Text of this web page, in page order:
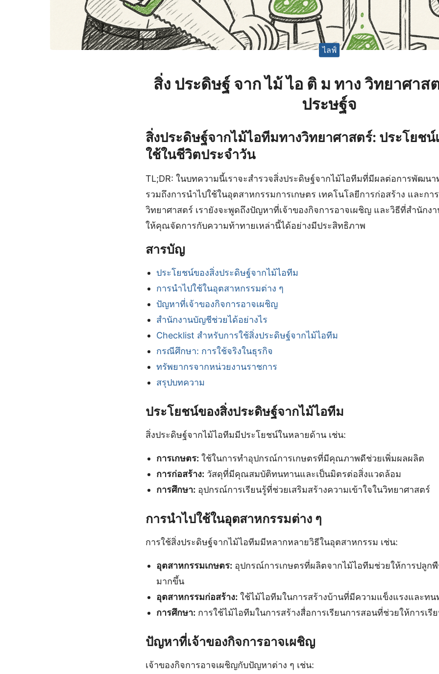
ไลฟ์
สิ่ง ประดิษฐ์ จาก ไม้ ไอ ติ ม ทาง วิทยาศา
ประษฐ์จ
สิ่งประดิษฐ์จากไม้ไอทีมทางวิทยาศาสตร์: ประโยช
ใช้ในชีวิตประจำวัน
TL;DR: ในบทความนี้เราจะสำรวจสิ่งประดิษฐ์จากไม้ไอทีมที่มีผลต่อการพัฒนา
รวมถึงการนำไปใช้ในอุตสาหกรรมการเกษตร เทคโนโลยีการก่อสร้าง และกา
วิทยาศาสตร์ เรายังจะพูดถึงปัญหาที่เจ้าของกิจการอาจเผชิญ และวิธีที่สำนักง
ให้คุณจัดการกับความท้าทายเหล่านี้ได้อย่างมีประสิทธิภาพ
สารบัญ
ประโยชน์ของสิ่งประดิษฐ์จากไม้ไอทีม
การนำไปใช้ในอุตสาหกรรมต่าง ๆ
ปัญหาที่เจ้าของกิจการอาจเผชิญ
สำนักงานบัญชีช่วยได้อย่างไร
Checklist สำหรับการใช้สิ่งประดิษฐ์จากไม้ไอทีม
กรณีศึกษา: การใช้จริงในธุรกิจ
ทรัพยากรจากหน่วยงานราชการ
สรุปบทความ
ประโยชน์ของสิ่งประดิษฐ์จากไม้ไอทีม
สิ่งประดิษฐ์จากไม้ไอทีมมีประโยชน์ในหลายด้าน เช่น:
การเกษตร: ใช้ในการทำอุปกรณ์การเกษตรที่มีคุณภาพดีช่วยเพิ่มผลผลิต
การก่อสร้าง: วัสดุที่มีคุณสมบัติทนทานและเป็นมิตรต่อสิ่งแวดล้อม
การศึกษา: อุปกรณ์การเรียนรู้ที่ช่วยเสริมสร้างความเข้าใจในวิทยาศาสตร์
การนำไปใช้ในอุตสาหกรรมต่าง ๆ
การใช้สิ่งประดิษฐ์จากไม้ไอทีมมีหลากหลายวิธีในอุตสาหกรรม เช่น:
อุตสาหกรรมเกษตร: อุปกรณ์การเกษตรที่ผลิตจากไม้ไอทีมช่วยให้การปลูก
มากขึ้น
อุตสาหกรรมก่อสร้าง: ใช้ไม้ไอทีมในการสร้างบ้านที่มีความแข็งแรงและท
การศึกษา: การใช้ไม้ไอทีมในการสร้างสื่อการเรียนการสอนที่ช่วยให้การเรี
ปัญหาที่เจ้าของกิจการอาจเผชิญ
เจ้าของกิจการอาจเผชิญกับปัญหาต่าง ๆ เช่น: